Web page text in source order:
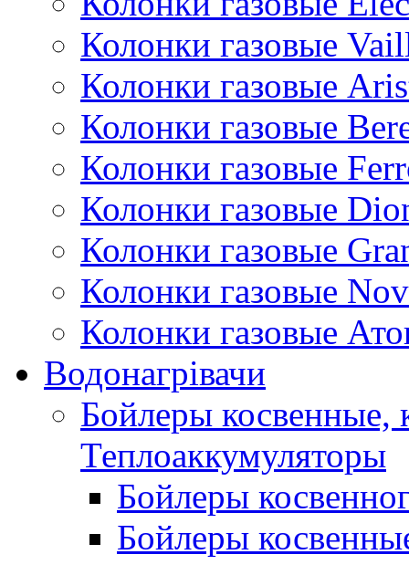
Колонки газовые
Колонки газовые
Колонки газовые
Колонки газовые
Колонки газовые
Колонки газовые
Колонки газовые
Колонки газовые
Водонагрівачи
Бойлеры косвенные,
Теплоаккумуляторы
Бойлеры
Бойлеры